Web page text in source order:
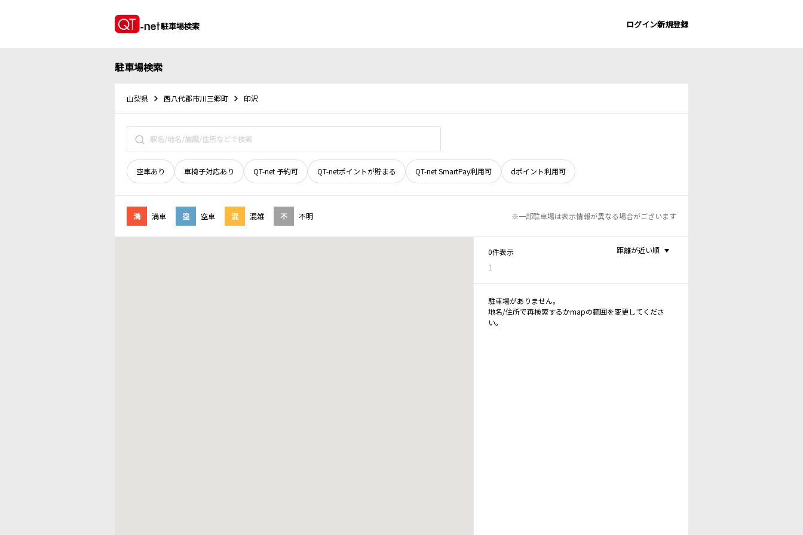
駐車場検索 ログイン新規登録
駐車場検索
山梨県 西八代郡市川三郷町 印沢
空車あり 車椅子対応あり QT-net 予約可 QT-netポイントが貯まる QT-net SmartPay利用可 dポイント利用可
満 満車 空 空車 混 混雑 不 不明 ※一部駐車場は表示情報が異なる場合がございます
0件表示
1
距離が近い順
駐車場がありません。
地名/住所で再検索するかmapの範囲を変更してくださ
い。